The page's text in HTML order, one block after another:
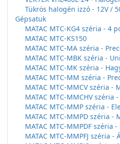
Tükrös halogén izzó - 12V /
Gépsatuk
MATAC MTC-KG4 széria - 4
MATAC MTC-KS150
MATAC MTC-MA széria -
MATAC MTC-MBK széria -
MATAC MTC-MK széria -
MATAC MTC-MM széria -
MATAC MTC-MMCV széria -
MATAC MTC-MMCHV széria
MATAC MTC-MMP széria -
MATAC MTC-MMPD széria -
MATAC MTC-MMPDF széria
MATAC MTC-MMPFJ széria